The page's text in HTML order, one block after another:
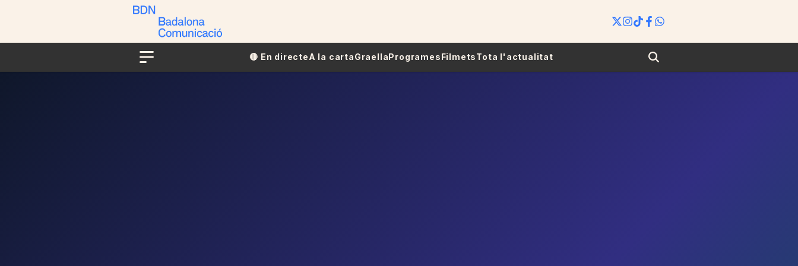
Menu
🔴​​ En directeA la cartaGraellaProgramesFilmetsTota l'actualitat Search